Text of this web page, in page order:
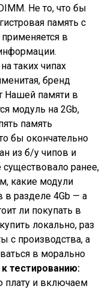
Не то, что бы
память с
в
таких чипах
бренд
Нашей памяти в
модуль на 2Gb,
память
бы окончательно
из б/у чипов и
ранее,
какие модули
в разделе 4Gb — а
ли покупать в
локально, раз
с производства, а
в морально
тестированию:
плату и включаем